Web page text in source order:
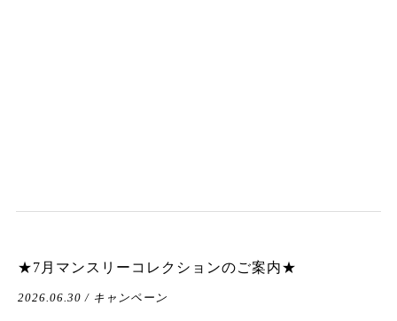
★7月マンスリーコレクションのご案内★
2026.06.30 / キャンペーン